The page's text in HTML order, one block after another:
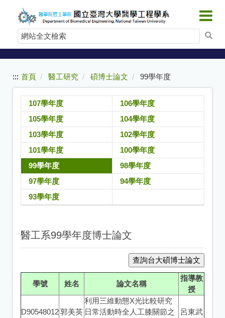
要
索
::: 首頁 醫工研究 碩博士論文 99學年度
107學年度
106學年度
105學年度
104學年度
103學年度
102學年度
101學年度
100學年度
99學年度
98學年度
97學年度
94學年度
93學年度
醫工系99學年度博士論文
學號 姓名 論文名稱
指導教
授
D90548012郭美英
利用三維動態X光比較研究
日常活動時全人工膝關節之
呂東武